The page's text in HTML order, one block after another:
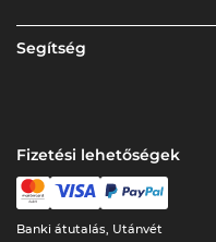
Segítség
Fizetési lehetőségek
Banki átutalás, Utánvét